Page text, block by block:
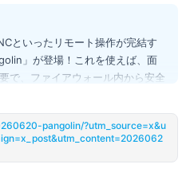
といったリモート操作が完結す
」が登場！これを使えば、面
で、ファイアウォール内から安全
ます。設定は管理画面で一元管理
ない「Private Resource」もク
が超強力です。オープンソースで
キュリティを重視する開発者や管
性は他にありません！
pangolin/?utm_source=x&u